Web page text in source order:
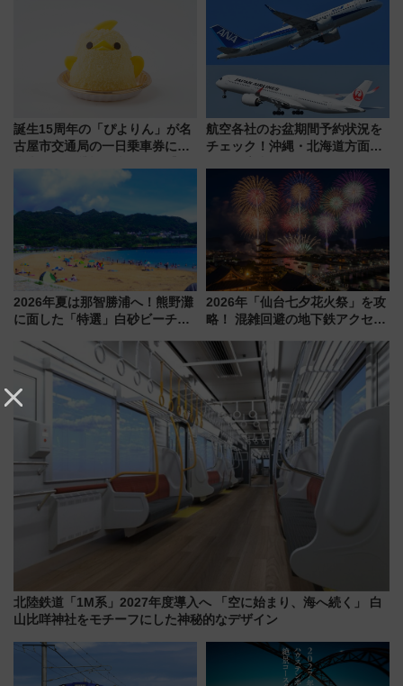
全力応援 夜行列車「ドリーム
おひさま号」も走る
誕生15周年の「ぴよりん」が名
古屋市交通局の一日乗車券に！
航空各社のお盆期間予約状況を
チェック！沖縄・北海道方面は
日は？
2026年夏は那智勝浦へ！熊野灘
に面した「特選」白砂ビーチは
会」は8月11日開催！
2026年「仙台七夕花火祭」を攻
略！ 混雑回避の地下鉄アクセス
火前に楽しむ仙台観光ルートま
で解説！
北陸鉄道「1M系」2027年度導入へ 「空に始まり、海へ続く」 白
山比咩神社をモチーフにした神秘的なデザイン